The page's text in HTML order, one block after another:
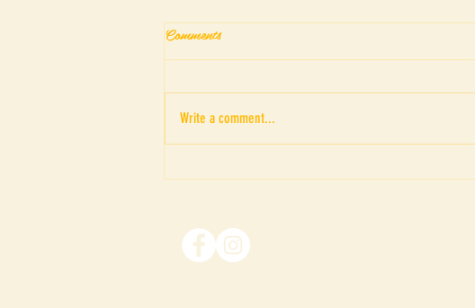
WE WOMEN II : TRIGGER
Comments
Write a comment...